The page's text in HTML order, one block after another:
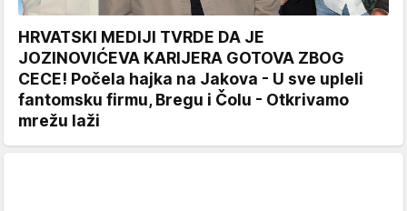
HRVATSKI MEDIJI TVRDE DA JE
JOZINOVIĆEVA KARIJERA GOTOVA ZBOG
CECE! Počela hajka na Jakova - U sve upleli
fantomsku firmu, Bregu i Čolu - Otkrivamo
mrežu laži